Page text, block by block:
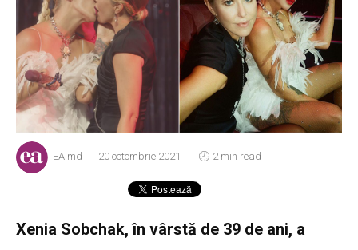
EA.md 20 octombrie 2021 2 min read
Xenia Sobchak, în vârstă de 39 de ani, a